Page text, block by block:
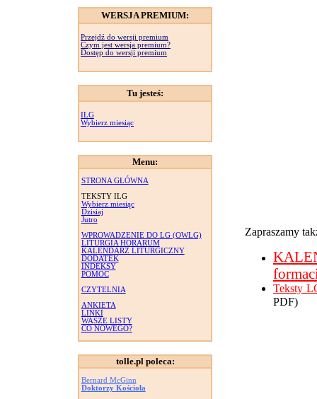
WERSJA PREMIUM:
Przejdź do wersji premium
Czym jest wersja premium?
Dostęp do wersji premium
Tu jesteś:
ILG
Wybierz miesiąc
Menu:
STRONA GŁÓWNA
TEKSTY ILG
Wybierz miesiąc
Dzisiaj
Jutro
WPROWADZENIE DO LG (OWLG)
LITURGIA HORARUM
KALENDARZ LITURGICZNY
DODATEK
INDEKSY
POMOC
CZYTELNIA
ANKIETA
LINKI
WASZE LISTY
CO NOWEGO?
tolle.pl poleca:
Bernard McGinn
Doktorzy Kościoła
Zapraszamy
Teksty
PDF)